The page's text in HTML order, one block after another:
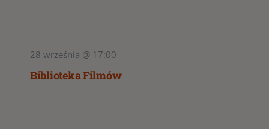
28 września @ 17:00
Biblioteka Filmów